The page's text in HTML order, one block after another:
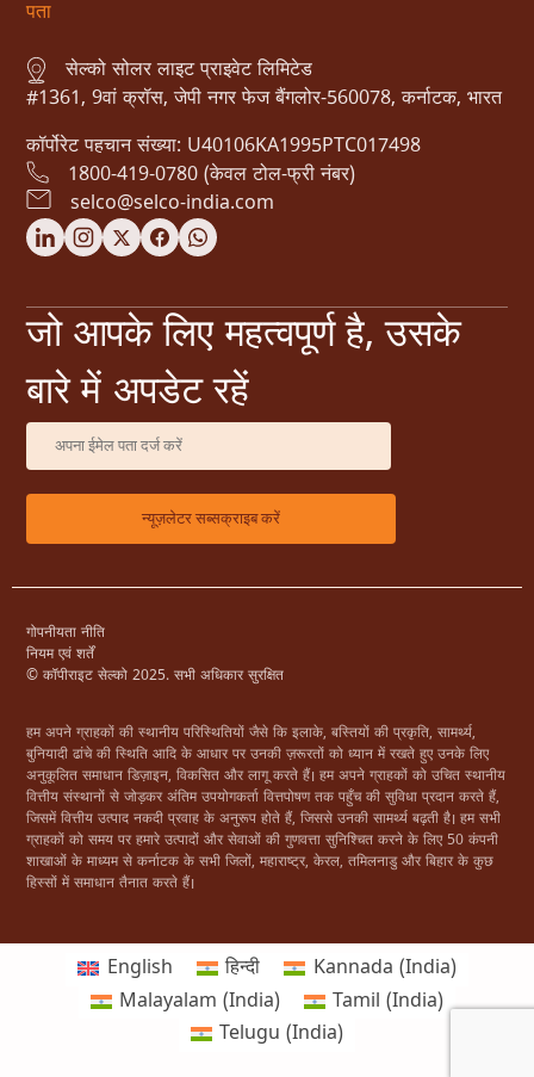
पता
सेल्को सोलर लाइट प्राइवेट लिमिटेड
#1361, 9वां क्रॉस, जेपी नगर फेज बैंगलोर-560078, कर्नाटक, भारत
कॉर्पोरेट पहचान संख्या: U40106KA1995PTC017498
1800-419-0780 (केवल टोल-फ्री नंबर)
selco@selco-india.com
जो आपके लिए महत्वपूर्ण है, उसके
बारे में अपडेट रहें
गोपनीयता नीति
नियम एवं शर्तें
© कॉपीराइट सेल्को 2025. सभी अधिकार सुरक्षित
हम अपने ग्राहकों की स्थानीय परिस्थितियों जैसे कि इलाके, बस्तियों की प्रकृति, सामर्थ्य,
बुनियादी ढांचे की स्थिति आदि के आधार पर उनकी ज़रूरतों को ध्यान में रखते हुए उनके लिए
अनुकूलित समाधान डिज़ाइन, विकसित और लागू करते हैं। हम अपने ग्राहकों को उचित स्थानीय
वित्तीय संस्थानों से जोड़कर अंतिम उपयोगकर्ता वित्तपोषण तक पहुँच की सुविधा प्रदान करते हैं,
जिसमें वित्तीय उत्पाद नकदी प्रवाह के अनुरूप होते हैं, जिससे उनकी सामर्थ्य बढ़ती है। हम सभी
ग्राहकों को समय पर हमारे उत्पादों और सेवाओं की गुणवत्ता सुनिश्चित करने के लिए 50 कंपनी
शाखाओं के माध्यम से कर्नाटक के सभी जिलों, महाराष्ट्र, केरल, तमिलनाडु और बिहार के कुछ
हिस्सों में समाधान तैनात करते हैं।
English हिन्दी
Kannada (India)
Malayalam (India)
Tamil (India)
Telugu (India)